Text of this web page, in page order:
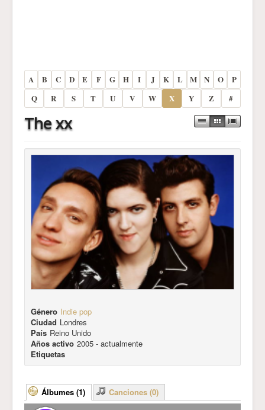
A B C D E F G H I J K L M N O
P
Q
R S T U V W X Y Z #
The xx
Género Indie pop
Ciudad Londres
País Reino Unido
Años activo 2005 - actualmente
Etiquetas
Álbumes (1) Canciones (0)